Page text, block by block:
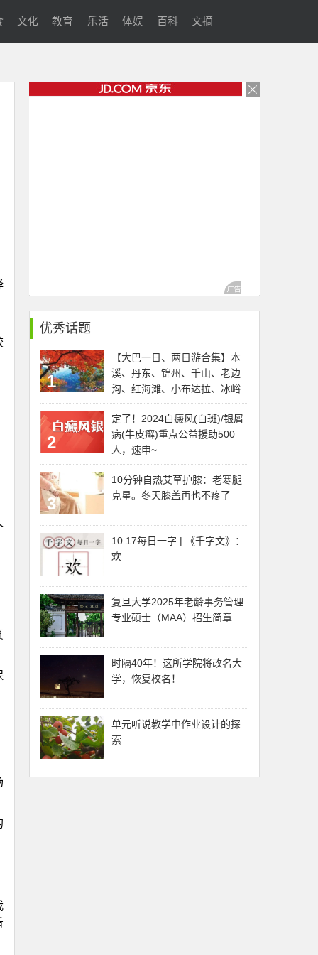
文化 教育 乐活 体娱 百科 文摘
优秀话题
【大巴一日、两日游合集】本
溪、丹东、锦州、千山、老边
沟、红海滩、小布达拉、冰峪
沟、龙潭湾、云盘古、李官温
泉、天门山等
1
定了！2024白癜风(白斑)/银屑
病(牛皮癣)重点公益援助500
人，速申~
2
10分钟自热艾草护膝：老寒腿
克星。冬天膝盖再也不疼了
3
10.17每日一字 | 《千字文》：
欢
复旦大学2025年老龄事务管理
专业硕士（MAA）招生简章
时隔40年！这所学院将改名大
学，恢复校名！
单元听说教学中作业设计的探
索